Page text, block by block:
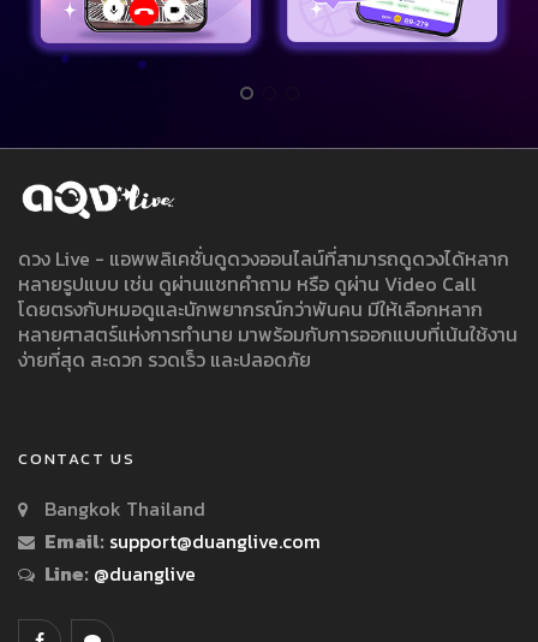
ดวง Live - แอพพลิเคชั่นดูดวงออนไลน์ที่สามารถดูดวงได้หลาก
หลายรูปแบบ เช่น ดูผ่านแชทคำถาม หรือ ดูผ่าน Video Call
โดยตรงกับหมอดูและนักพยากรณ์กว่าพันคน มีให้เลือกหลาก
หลายศาสตร์แห่งการทำนาย มาพร้อมกับการออกแบบที่เน้นใช้งาน
ง่ายที่สุด สะดวก รวดเร็ว และปลอดภัย
CONTACT US
Bangkok Thailand
Email: support@duanglive.com
Line: @duanglive